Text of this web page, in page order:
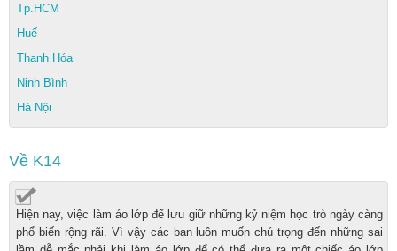
Tp.HCM
Huế
Thanh Hóa
Ninh Bình
Hà Nội
Về K14
Hiện nay, việc làm áo lớp để lưu giữ những kỷ niệm học trò ngày càng
phổ biến rộng rãi. Vì vậy các bạn luôn muốn chú trọng đến những sai